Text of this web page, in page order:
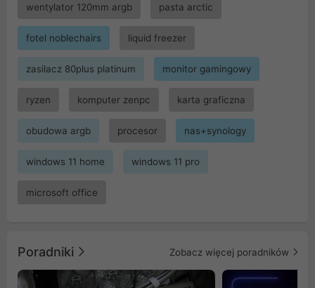
wentylator 120mm argb pasta arctic
fotel noblechairs liquid freezer
zasilacz 80plus platinum monitor gamingowy
ryzen komputer zenpc karta graficzna
obudowa argb procesor nas+synology
windows 11 home windows 11 pro
microsoft office
Poradniki Zobacz więcej poradników